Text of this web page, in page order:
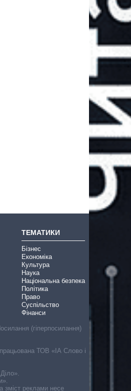
ТЕМАТИКИ
Бізнес
Економіка
Культура
Наука
Національна безпека
Політика
Право
Суспільство
Фінанси
(гіперпосилання)
ТОВ «ІА Слово і
зміст реклами несе